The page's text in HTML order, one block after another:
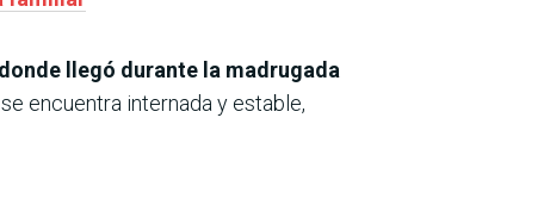
llegó durante la madrugada
encuentra internada y estable,